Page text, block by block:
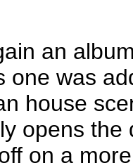
an
one was
house
opens
on a